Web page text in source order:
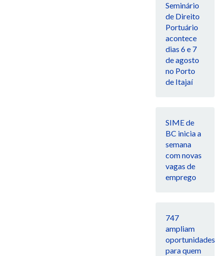
Seminário
de Direito
Portuário
acontece
dias 6 e 7
de agosto
no Porto
de Itajaí
SIME de
BC inicia a
semana
com novas
vagas de
emprego
747
ampliam
oportunidades
para quem